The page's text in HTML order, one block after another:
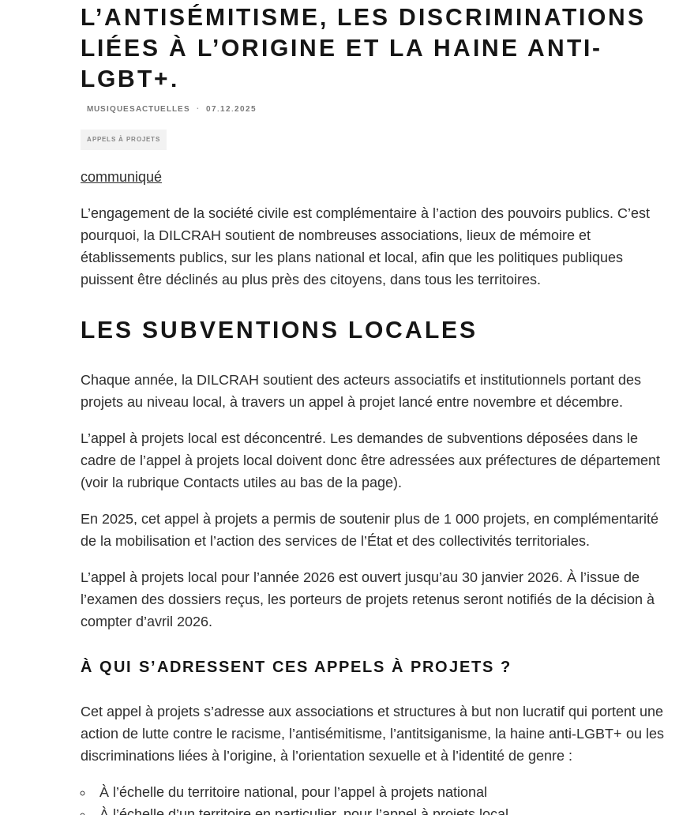
L’ANTISÉMITISME, LES DISCRIMINATIONS
LIÉES À L’ORIGINE ET LA HAINE ANTI-
LGBT+.
MUSIQUESACTUELLES · 07.12.2025
APPELS À PROJETS
communiqué
L’engagement de la société civile est complémentaire à l’action des pouvoirs publics. C’est
pourquoi, la DILCRAH soutient de nombreuses associations, lieux de mémoire et
établissements publics, sur les plans national et local, afin que les politiques publiques
puissent être déclinés au plus près des citoyens, dans tous les territoires.
LES SUBVENTIONS LOCALES
Chaque année, la DILCRAH soutient des acteurs associatifs et institutionnels portant des
projets au niveau local, à travers un appel à projet lancé entre novembre et décembre.
L’appel à projets local est déconcentré. Les demandes de subventions déposées dans le
cadre de l’appel à projets local doivent donc être adressées aux préfectures de département
(voir la rubrique Contacts utiles au bas de la page).
En 2025, cet appel à projets a permis de soutenir plus de 1 000 projets, en complémentarité
de la mobilisation et l’action des services de l’État et des collectivités territoriales.
L’appel à projets local pour l’année 2026 est ouvert jusqu’au 30 janvier 2026. À l’issue de
l’examen des dossiers reçus, les porteurs de projets retenus seront notifiés de la décision à
compter d’avril 2026.
À QUI S’ADRESSENT CES APPELS À PROJETS ?
Cet appel à projets s’adresse aux associations et structures à but non lucratif qui portent une
action de lutte contre le racisme, l’antisémitisme, l’antitsiganisme, la haine anti-LGBT+ ou les
discriminations liées à l’origine, à l’orientation sexuelle et à l’identité de genre :
À l’échelle du territoire national, pour l’appel à projets national